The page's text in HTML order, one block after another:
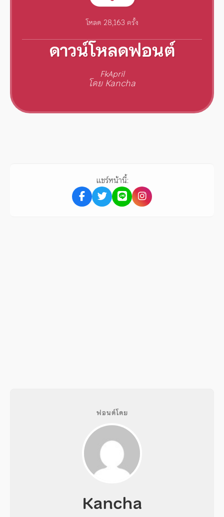
โหลด 28,163 ครั้ง
ดาวน์โหลดฟอนต์
FkApril
โดย Kancha
แชร์หน้านี้:
ฟอนต์โดย
Kancha